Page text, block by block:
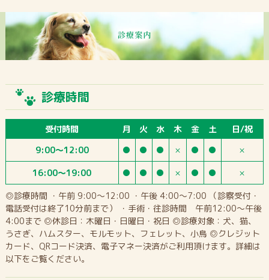
診療時間
受付時間 月 火 水 木 金 土
日/祝
9:00～12:00
● ● ● × ● ●
×
16:00～19:00
● ● ● × ● ●
×
◎診療時間 ・午前 9:00～12:00 ・午後 4:00～7:00 （診察受付・
電話受付は終了10分前まで） ・手術・往診時間 午前12:00～午後
4:00まで ◎休診日：木曜日・日曜日・祝日 ◎診療対象：犬、猫、
うさぎ、ハムスター、モルモット、フェレット、小鳥 ◎クレジット
カード、QRコード決済、電子マネー決済がご利用頂けます。詳細は
以下をご覧ください。